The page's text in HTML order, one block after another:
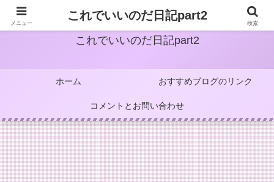
これでいいのだ日記part2
ホーム おすすめブログのリンク
コメントとお問い合わせ
メニュー
これでいいのだ日記part2
検索